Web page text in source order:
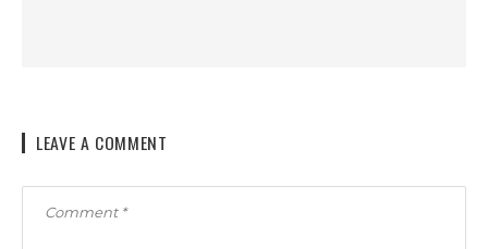
LEAVE A COMMENT